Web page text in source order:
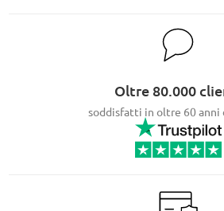
Oltre 80.000
soddisfatti in oltre 60